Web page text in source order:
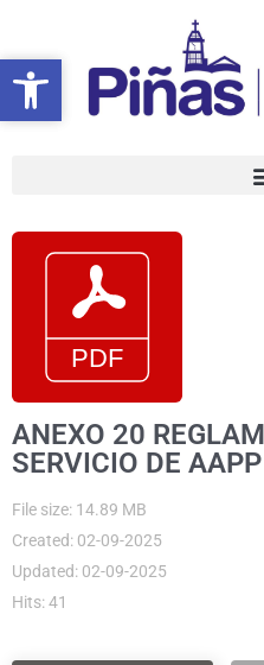
Abrir barra de herramientas
contenido
ANEXO 20
SERVICIO DE AAPP
File size: 14.89 MB
Created: 02-09-2025
Updated: 02-09-2025
Hits: 41
Abrir barra de herramientas